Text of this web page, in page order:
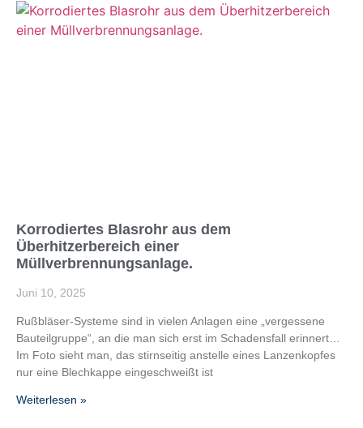
Korrodiertes Blasrohr aus dem
Überhitzerbereich einer
Müllverbrennungsanlage.
Juni 10, 2025
Rußbläser-Systeme sind in vielen Anlagen eine „vergessene
Bauteilgruppe“, an die man sich erst im Schadensfall erinnert…
Im Foto sieht man, das stirnseitig anstelle eines Lanzenkopfes
nur eine Blechkappe eingeschweißt ist
Weiterlesen »